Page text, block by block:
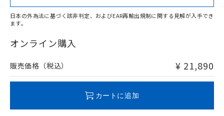
アルミ材
l: 12mm以上、φd: 80mm以上、D: 12mm以上、m: 36mm
在庫等で未対応品が混在する可能性があります。
問い合わせください。
日本の外為法に基づく該非判定、およびEAR再輸出規制に関する見解が入手でき
ます。
オンライン購入
販売価格（税込） ¥ 21,890
カートに追加